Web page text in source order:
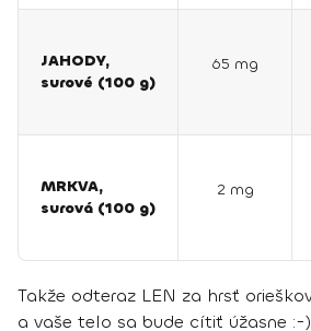
JAHODY,
surové (100 g)
65 mg
MRKVA,
surová (100 g)
2 mg
Takže odteraz LEN za hrsť
a vaše telo sa bude cítiť úžasne :-